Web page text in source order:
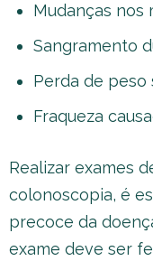
Mudanças nos
Sangramento
Perda de
Fraqueza
Realizar exames
colonoscopia, é
precoce da
exame deve ser